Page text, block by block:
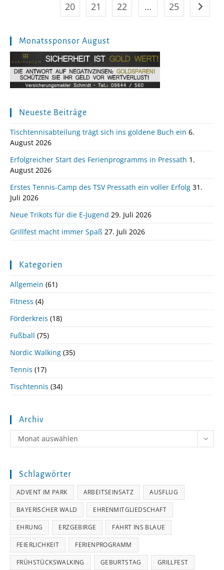
20
21 22 … 25 Zur
Monatssponsor August
Neueste Beiträge
Tischtennisabteilung trägt sich ins goldene Buch ein 6.
August 2026
Erfolgreicher Start des Ferienprogramms in Pressath 1.
August 2026
Erstes Tennis-Camp des TSV Pressath ein voller Erfolg 31.
Juli 2026
Neue Trikots für die E-Jugend 29. Juli 2026
Grillfest macht immer Spaß 27. Juli 2026
Kategorien
Allgemein (61)
Fitness (4)
Förderkreis (18)
Fußball (75)
Nordic Walking (35)
Tennis (17)
Tischtennis (34)
Archiv
Archiv
Monat auswählen
Schlagwörter
ADVENT IM PARK ARBEITSEINSATZ AUSFLUG
BAYERISCHER WALD EHRENMITGLIEDSCHAFT
EHRUNG ERZGEBIRGE FAHRT INS BLAUE
FEIERLICHKEIT FERIENPROGRAMM
FRÜHSTÜCKSWALKING GEBURTSTAG GRILLFEST